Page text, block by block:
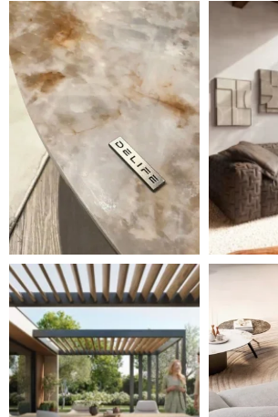
DELIFE – Nábytek, který promění
Místo,
Styl, odolnost a společné chvíle
Ne